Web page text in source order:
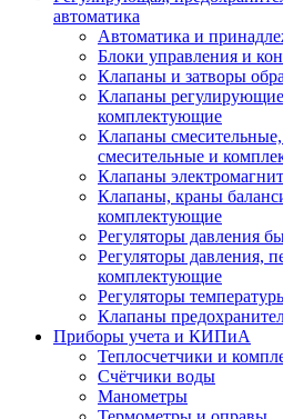
автоматика
Автоматика и
Блоки управления и
Клапаны и затворы
Клапаны
комплектующие
Клапаны смесительные,
смесительные и
Клапаны
Клапаны, краны
комплектующие
Регуляторы давления
Регуляторы давления,
комплектующие
Регуляторы
Клапаны
Приборы учета и КИПиА
Теплосчетчики и
Счётчики воды
Манометры